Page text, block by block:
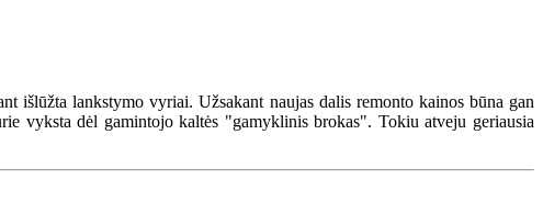
išlūžta lankstymo vyriai. Užsakant naujas dalis remonto kainos būna gan
vyksta dėl gamintojo kaltės "gamyklinis brokas". Tokiu atveju geriausia